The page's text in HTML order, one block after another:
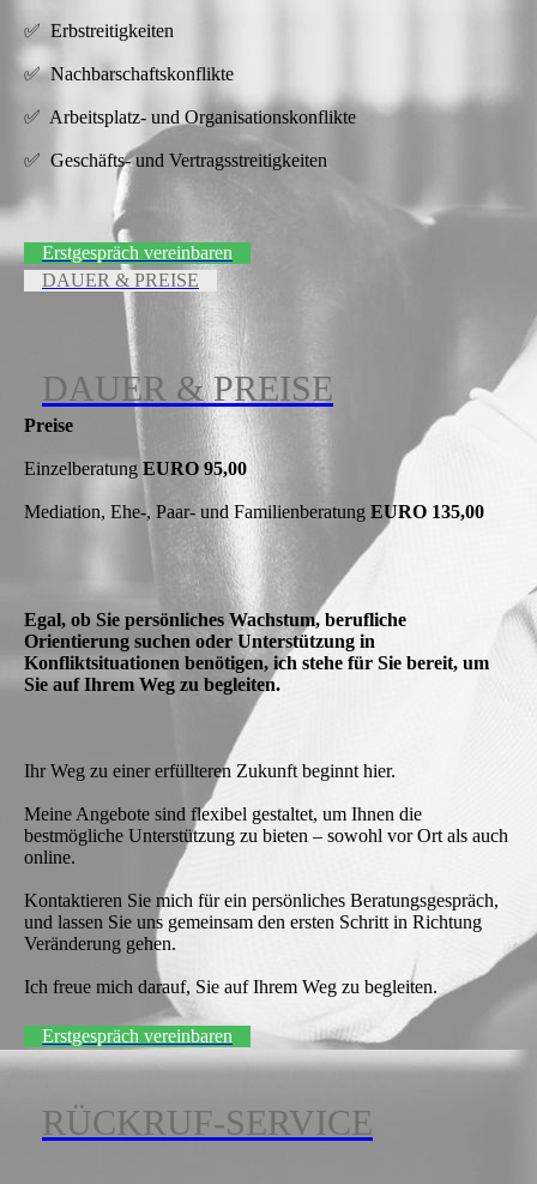
✅ Erbstreitigkeiten
✅ Nachbarschaftskonflikte
✅ Arbeitsplatz- und Organisationskonflikte
✅ Geschäfts- und Vertragsstreitigkeiten
Erstgespräch vereinbaren
DAUER & PREISE
DAUER & PREISE
Preise
Einzelberatung EURO 95,00
Mediation, Ehe-, Paar- und Familienberatung EURO 135,00
Egal, ob Sie persönliches Wachstum, berufliche
Orientierung suchen oder Unterstützung in
Konfliktsituationen benötigen, ich stehe für Sie bereit, um
Sie auf Ihrem Weg zu begleiten.
Ihr Weg zu einer erfüllteren Zukunft beginnt hier.
Meine Angebote sind flexibel gestaltet, um Ihnen die
bestmögliche Unterstützung zu bieten – sowohl vor Ort als auch
online.
Kontaktieren Sie mich für ein persönliches Beratungsgespräch,
und lassen Sie uns gemeinsam den ersten Schritt in Richtung
Veränderung gehen.
Ich freue mich darauf, Sie auf Ihrem Weg zu begleiten.
Erstgespräch vereinbaren
RÜCKRUF-SERVICE